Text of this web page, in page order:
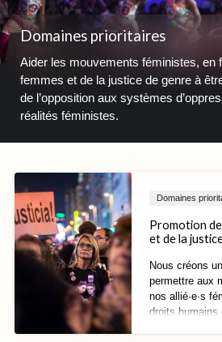
Domaines prioritaires
Aider les mouvements féministes, en
femmes et de la justice de genre à
de l’opposition aux systèmes
réalités féministes.
Domaines
Promotion
et de la
Nous créons
permettre aux
nos allié·e·s
droits humains